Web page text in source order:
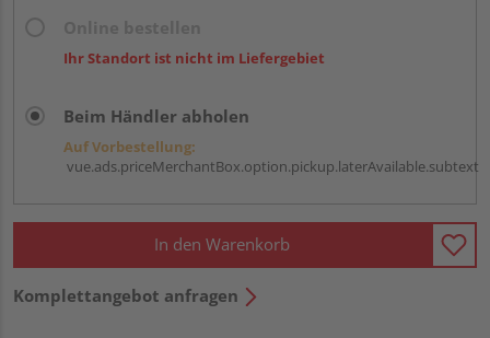
Ihr Standort ist nicht im Liefergebiet
Beim Händler abholen
Auf Vorbestellung:
vue.ads.priceMerchantBox.option.pickup.laterAvailable.subtext
In den Warenkorb
Komplettangebot anfragen